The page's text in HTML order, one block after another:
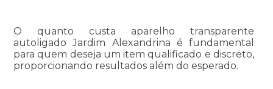
O quanto custa aparelho transparente
autoligado Jardim Alexandrina é fundamental
para quem deseja um item qualificado e discreto,
proporcionando resultados além do esperado.